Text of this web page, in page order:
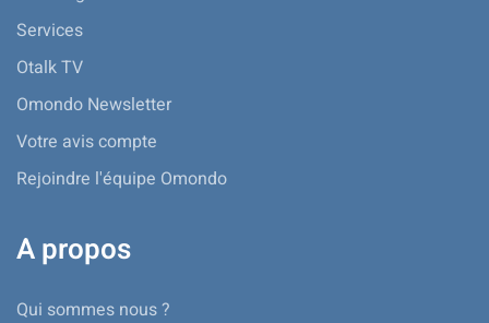
Services
Otalk TV
Omondo Newsletter
Votre avis compte
Rejoindre l'équipe Omondo
A propos
Qui sommes nous ?